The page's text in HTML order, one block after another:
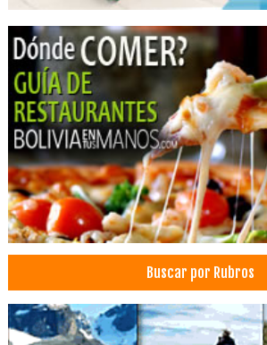
Dermatólogos
Médicos Dermatólogos
Salud: Clínicas
Consultorios Médicos
Clínicas Privadas
Clínicas particulares
Laboratorios Clínicos
Laboratorios de Análisis Clínicos
Centros de rehabilitación física y funcional
Buscar por Rubros